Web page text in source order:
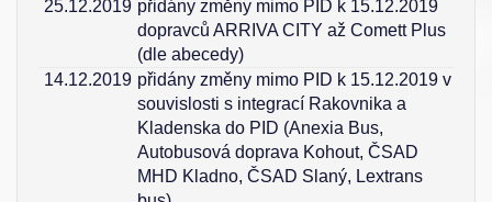
25.12.2019 přidány změny mimo PID k 15.12.2019
dopravců ARRIVA CITY až Comett Plus
(dle abecedy)
14.12.2019 přidány změny mimo PID k 15.12.2019 v
souvislosti s integrací Rakovnika a
Kladenska do PID (Anexia Bus,
Autobusová doprava Kohout, ČSAD
MHD Kladno, ČSAD Slaný, Lextrans